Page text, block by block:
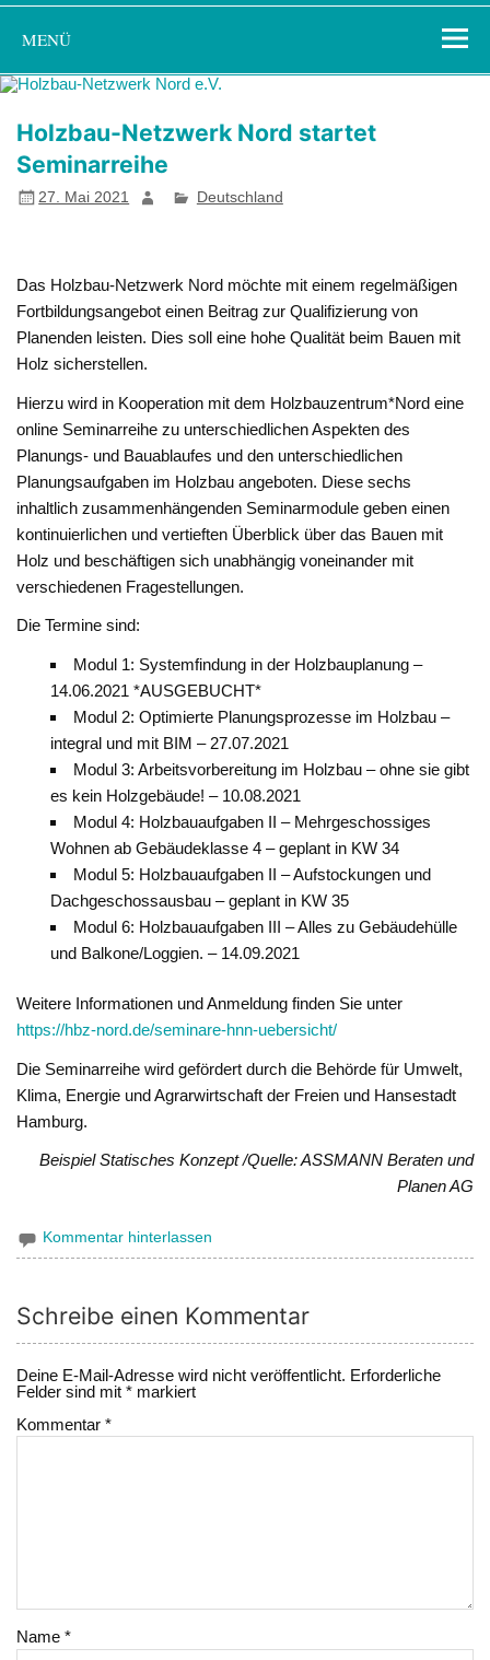
Zum
springen
Holzbau-
Netzwerk Nord
e.V.
MENÜ
Holzbau-Netzwerk Nord startet
Seminarreihe
27. Mai 2021 Deutschland
Das Holzbau-Netzwerk Nord möchte mit einem regelmäßigen
Fortbildungsangebot einen Beitrag zur Qualifizierung von
Planenden leisten. Dies soll eine hohe Qualität beim Bauen mit
Holz sicherstellen.
Hierzu wird in Kooperation mit dem Holzbauzentrum*Nord eine
online Seminarreihe zu unterschiedlichen Aspekten des
Planungs- und Bauablaufes und den unterschiedlichen
Planungsaufgaben im Holzbau angeboten. Diese sechs
inhaltlich zusammenhängenden Seminarmodule geben einen
kontinuierlichen und vertieften Überblick über das Bauen mit
Holz und beschäftigen sich unabhängig voneinander mit
verschiedenen Fragestellungen.
Die Termine sind:
Modul 1: Systemfindung in der Holzbauplanung –
14.06.2021 *AUSGEBUCHT*
Modul 2: Optimierte Planungsprozesse im Holzbau –
integral und mit BIM – 27.07.2021
Modul 3: Arbeitsvorbereitung im Holzbau – ohne sie gibt
es kein Holzgebäude! – 10.08.2021
Modul 4: Holzbauaufgaben II – Mehrgeschossiges
Wohnen ab Gebäudeklasse 4 – geplant in KW 34
Modul 5: Holzbauaufgaben II – Aufstockungen und
Dachgeschossausbau – geplant in KW 35
Modul 6: Holzbauaufgaben III – Alles zu Gebäudehülle
und Balkone/Loggien. – 14.09.2021
Weitere Informationen und Anmeldung finden Sie unter
https://hbz-nord.de/seminare-hnn-uebersicht/
Die Seminarreihe wird gefördert durch die Behörde für Umwelt,
Klima, Energie und Agrarwirtschaft der Freien und Hansestadt
Hamburg.
Beispiel Statisches Konzept /Quelle: ASSMANN Beraten und
Planen AG
Kommentar hinterlassen
Schreibe einen Kommentar
Deine E-Mail-Adresse wird nicht veröffentlicht. Erforderliche
Felder sind mit* markiert
Kommentar*
Name*